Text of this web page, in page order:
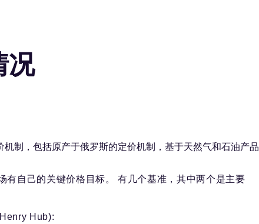
况
机制，包括原产于俄罗斯的定价机制，基于天然气和石油产品
有自己的关键价格目标。 有几个基准，其中两个是主要
Hub):